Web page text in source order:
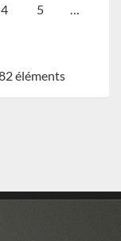
4 5 …
éléments